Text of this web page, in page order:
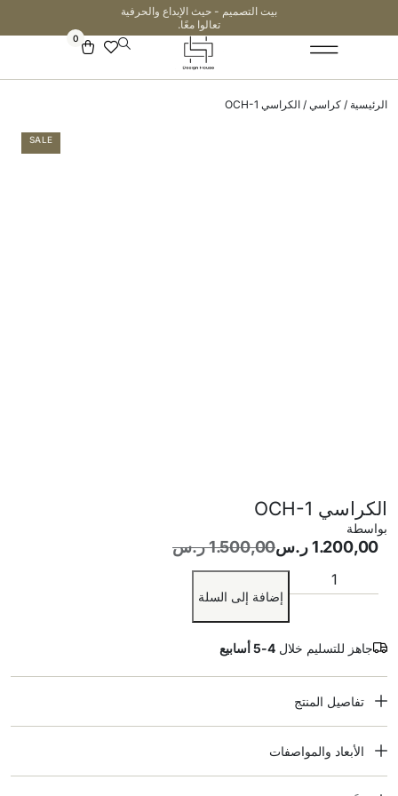
بيت التصميم - حيث الإبداع والحرفية
تعالوا معًا.
0
الرئيسية / كراسي / الكراسي OCH-1
SALE
الكراسي OCH-1
بواسطة
1.500,00ر.س 1.200,00ر.س
إضافة إلى السلة
جاهز للتسليم خلال 4-5 أسابيع
تفاصيل المنتج
الأبعاد والمواصفات